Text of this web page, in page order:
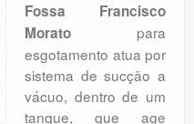
Fossa Francisco
Morato para
esgotamento atua por
sistema de sucção a
vácuo, dentro de um
tanque, que age